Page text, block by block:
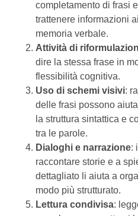
completamento di frasi
trattenere informazioni
memoria verbale.
Attività di
dire la stessa frase in
flessibilità cognitiva.
Uso di schemi visivi:
delle frasi possono
la struttura sintattica e
tra le parole.
Dialoghi e narrazione:
raccontare storie e a
dettagliato li aiuta a
modo più strutturato.
Lettura condivisa: